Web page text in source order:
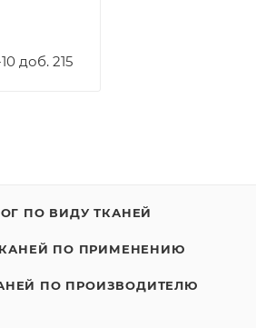
доб. 215
ПО ВИДУ ТКАНЕЙ
ПО ПРИМЕНЕНИЮ
ПО ПРОИЗВОДИТЕЛЮ